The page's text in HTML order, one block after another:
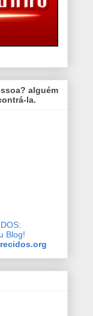
alguém
la.
Blog!